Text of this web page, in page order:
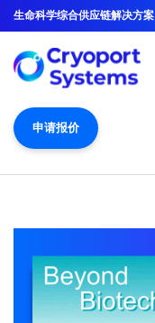
生命科学综合供应链解决方案
申请报价